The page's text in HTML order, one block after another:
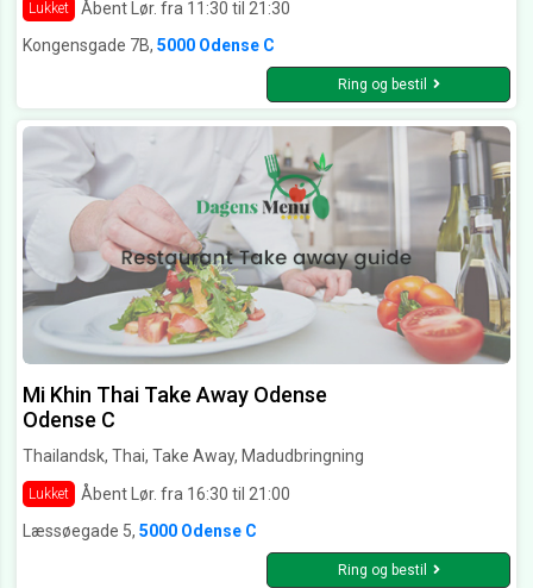
Lukket
Åbent Lør. fra 11:30 til 21:30
Kongensgade 7B, 5000 Odense C
Ring og bestil
Mi Khin Thai Take Away Odense
Odense C
Thailandsk, Thai, Take Away, Madudbringning
Lukket
Åbent Lør. fra 16:30 til 21:00
Læssøegade 5, 5000 Odense C
Ring og bestil